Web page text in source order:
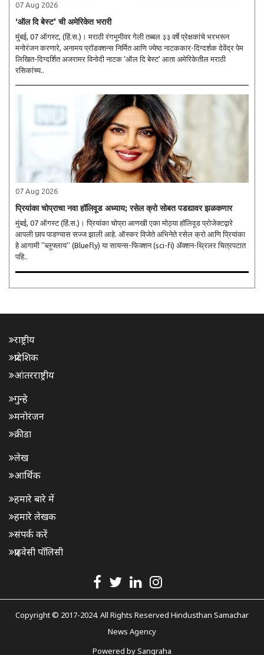
07 Aug 2026
‘ऑल दि बेस्ट’ ची अमेरिकेत भरारी
मुंबई, 07 ऑगस्ट, (हिं.स.)। मराठी रंगभूमीवर गेली तब्बल ३३ वर्षे प्रेक्षकांचे भरभरून
मनोरंजन करणारे, अनामय प्रॉडक्शन्स निर्मित आणि ज्येष्ठ नाटककार-दिग्दर्शक देवेंद्र पेम
लिखित-दिग्दर्शित अजरामर विनोदी नाटक ‘ऑल दि बेस्ट’ आता अमेरिकेतील मराठी
रसिकांच्य..
07 Aug 2026
प्रियांका चोप्राचा नवा हॉलिवूड अध्याय; रसेल क्रो सोबत पडद्यावर झळकणार
मुंबई, 07 ऑगस्ट (हिं.स.)। प्रियांका चोप्रा आणखी एका मोठ्या हॉलिवूड प्रोजेक्टद्वारे
आपली छाप पाडण्यास सज्ज झाली आहे. ऑस्कर विजेते अभिनेते रसेल क्रो आणि प्रियांका
हे आगामी ''ब्लूफ्लाय'' (Bluefly) या सायन्स-फिक्शन (sci-fi) ॲक्शन-थ्रिलर चित्रपटात
पहि..
राष्ट्रीय
प्रादेशिक
आंतरराष्ट्रीय
गुन्हे
मनोरंजन
क्रीडा
लेख
आर्थिक
हमारे बारे में
हमारे लेखक
संपर्क करें
प्राइवेसी पॉलिसी
Copyright © 2017-2024. All Rights Reserved Hindusthan Samachar
News Agency
Powered bySangraha